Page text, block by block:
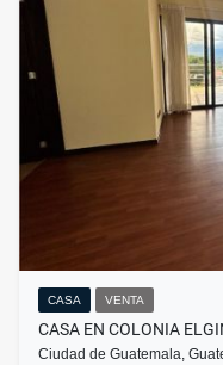
CASA VENTA
CASA EN COLONIA
Ciudad de Guatemala,